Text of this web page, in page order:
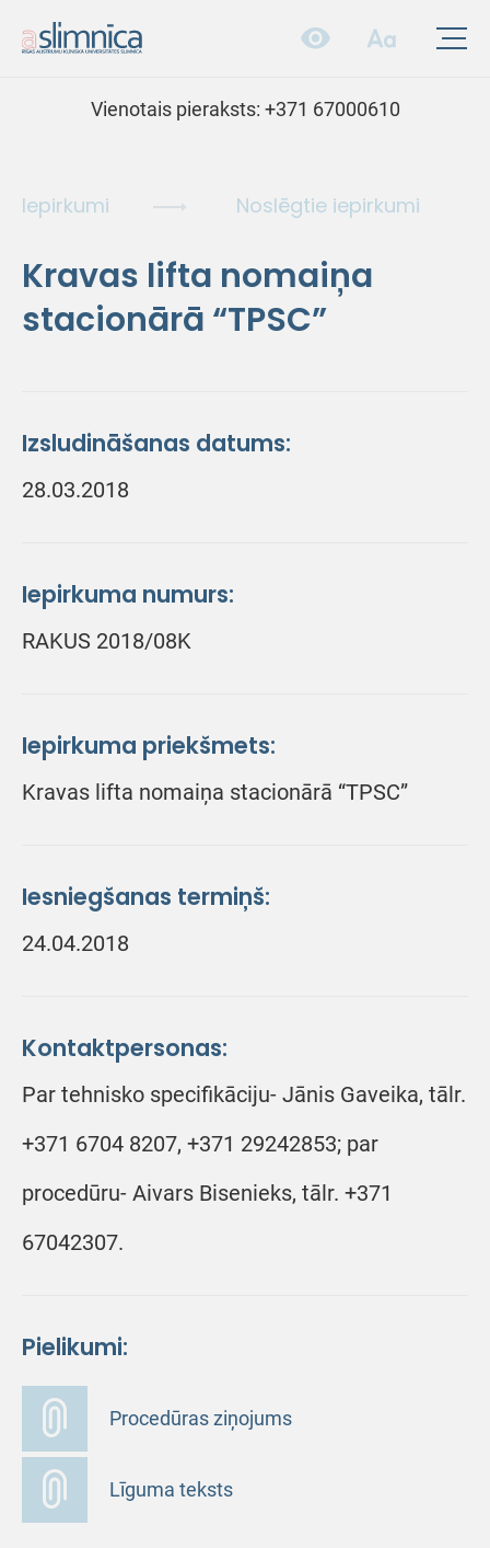
Vienotais pieraksts: +371 67000610
Iepirkumi Noslēgtie iepirkumi
Kravas lifta nomaiņa
stacionārā “TPSC”
Izsludināšanas datums:
28.03.2018
Iepirkuma numurs:
RAKUS 2018/08K
Iepirkuma priekšmets:
Kravas lifta nomaiņa stacionārā “TPSC”
Iesniegšanas termiņš:
24.04.2018
Kontaktpersonas:
Par tehnisko specifikāciju- Jānis Gaveika, tālr.
+371 6704 8207, +371 29242853; par
procedūru- Aivars Bisenieks, tālr. +371
67042307.
Pielikumi:
Procedūras ziņojums
Līguma teksts